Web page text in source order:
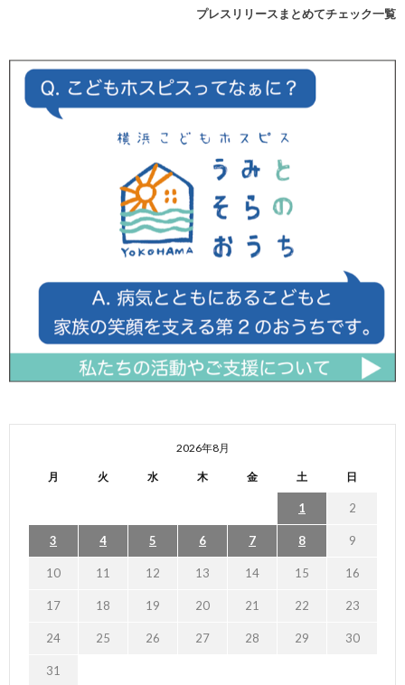
プレスリリースまとめてチェック一覧
2026年8月
月 火 水 木 金 土 日
1 2
3 4 5 6 7 8 9
10 11 12 13 14 15 16
17 18 19 20 21 22 23
24 25 26 27 28 29 30
31